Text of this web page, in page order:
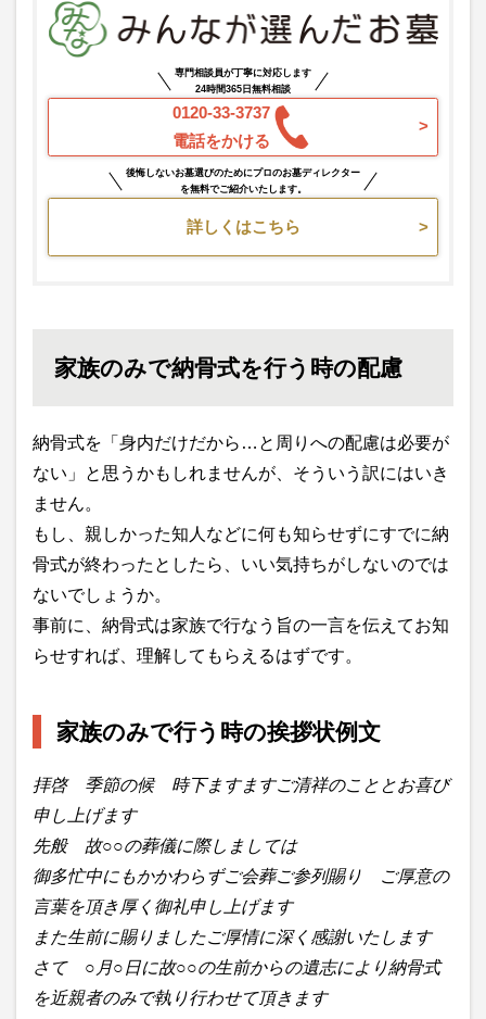
専門相談員が丁寧に対応します
24時間365日無料相談
0120-33-3737
電話をかける
後悔しないお墓選びのためにプロのお墓ディレクター
を無料でご紹介いたします。
詳しくはこちら
家族のみで納骨式を行う時の配慮
納骨式を「身内だけだから…と周りへの配慮は必要が
ない」と思うかもしれませんが、そういう訳にはいき
ません。
もし、親しかった知人などに何も知らせずにすでに納
骨式が終わったとしたら、いい気持ちがしないのでは
ないでしょうか。
事前に、納骨式は家族で行なう旨の一言を伝えてお知
らせすれば、理解してもらえるはずです。
家族のみで行う時の挨拶状例文
拝啓 季節の候 時下ますますご清祥のこととお喜び
申し上げます
先般 故○○の葬儀に際しましては
御多忙中にもかかわらずご会葬ご参列賜り ご厚意の
言葉を頂き厚く御礼申し上げます
また生前に賜りましたご厚情に深く感謝いたします
さて ○月○日に故○○の生前からの遺志により納骨式
を近親者のみで執り行わせて頂きます